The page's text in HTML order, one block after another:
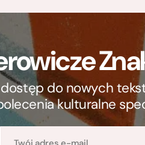
do nowych
kulturalne